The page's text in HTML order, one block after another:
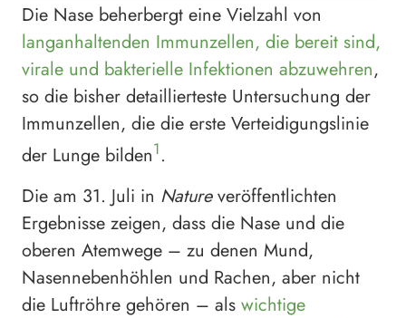
Die Nase beherbergt eine Vielzahl von
langanhaltenden Immunzellen, die bereit sind,
virale und bakterielle Infektionen abzuwehren,
so die bisher detaillierteste Untersuchung der
Immunzellen, die die erste Verteidigungslinie
der Lunge bilden1.
Die am 31. Juli in Natureveröffentlichten
Ergebnisse zeigen, dass die Nase und die
oberen Atemwege – zu denen Mund,
Nasennebenhöhlen und Rachen, aber nicht
die Luftröhre gehören – als wichtige